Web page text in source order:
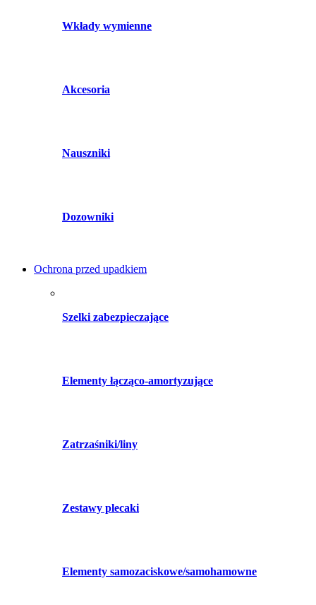
Wkłady wymienne
Akcesoria
Nauszniki
Dozowniki
Ochrona przed upadkiem
Szelki zabezpieczające
Elementy łącząco-amortyzujące
Zatrzaśniki/liny
Zestawy plecaki
Elementy samozaciskowe/samohamowne